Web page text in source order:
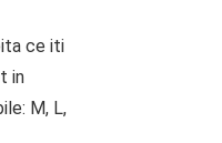
ce iti
in
M, L,